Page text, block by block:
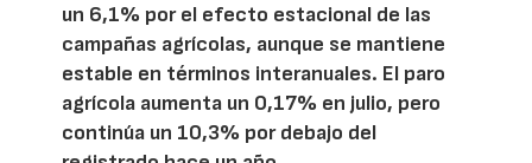
un 6,1% por el efecto estacional de las
campañas agrícolas, aunque se mantiene
estable en términos interanuales. El paro
agrícola aumenta un 0,17% en julio, pero
continúa un 10,3% por debajo del